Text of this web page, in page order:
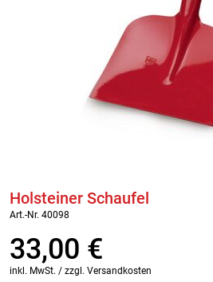
Holsteiner Schaufel
Art.-Nr. 40098
33,00 €
inkl. MwSt. / zzgl. Versandkosten